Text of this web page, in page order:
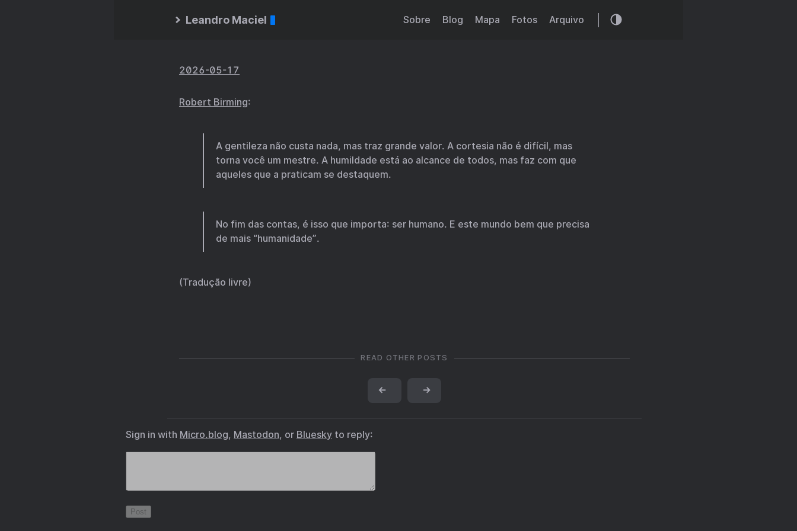
Leandro Maciel Sobre Blog Mapa Fotos Arquivo
2026-05-17
Robert Birming:
A gentileza não custa nada, mas traz grande valor. A cortesia não é difícil, mas
torna você um mestre. A humildade está ao alcance de todos, mas faz com que
aqueles que a praticam se destaquem.
No fim das contas, é isso que importa: ser humano. E este mundo bem que precisa
de mais “humanidade”.
(Tradução livre)
READ OTHER POSTS
← →
Sign in with Micro.blog, Mastodon, or Bluesky to reply: